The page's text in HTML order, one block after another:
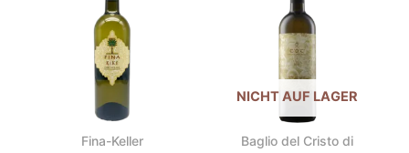
Fina-Keller
NICHT AUF LAGER
Baglio del Cristo di